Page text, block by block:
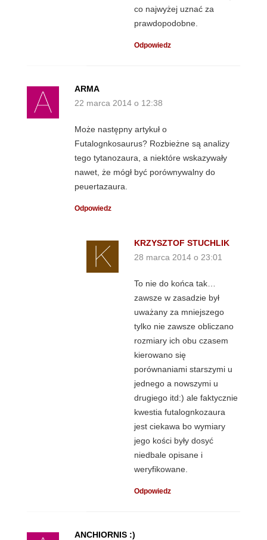
co najwyżej uznać za
prawdopodobne.
Odpowiedz
ARMA
22 marca 2014 o 12:38
Może następny artykuł o
Futalognkosaurus? Rozbieżne są analizy
tego tytanozaura, a niektóre wskazywały
nawet, że mógł być porównywalny do
peuertazaura.
Odpowiedz
KRZYSZTOF STUCHLIK
28 marca 2014 o 23:01
To nie do końca tak…
zawsze w zasadzie był
uważany za mniejszego
tylko nie zawsze obliczano
rozmiary ich obu czasem
kierowano się
porównaniami starszymi u
jednego a nowszymi u
drugiego itd:) ale faktycznie
kwestia futalognkozaura
jest ciekawa bo wymiary
jego kości były dosyć
niedbale opisane i
weryfikowane.
Odpowiedz
ANCHIORNIS :)